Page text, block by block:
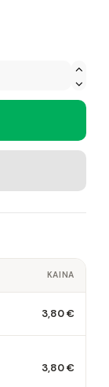
KAINA
3,80 €
3,80 €